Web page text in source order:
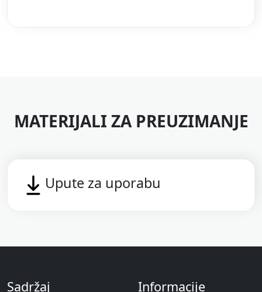
MATERIJALI ZA PREUZIMANJE
Upute za uporabu
Sadržaj Informacije